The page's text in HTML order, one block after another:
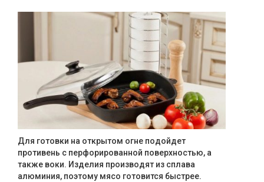
Для готовки на открытом огне подойдет
противень с перфорированной поверхностью, а
также воки. Изделия производят из сплава
алюминия, поэтому мясо готовится быстрее.